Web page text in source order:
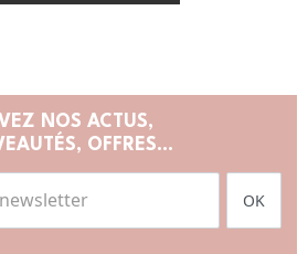
NOS ACTUS,
OFFRES...
OK